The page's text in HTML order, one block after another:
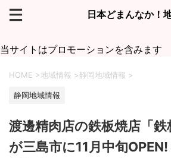
日本どまんなか！
当サイトはプロモーションを含みます
HOME >地域情報 >静岡地域情報 >
静岡地域情報
渡邊精肉店の鉄板焼店「鉄
が三島市に11月中旬